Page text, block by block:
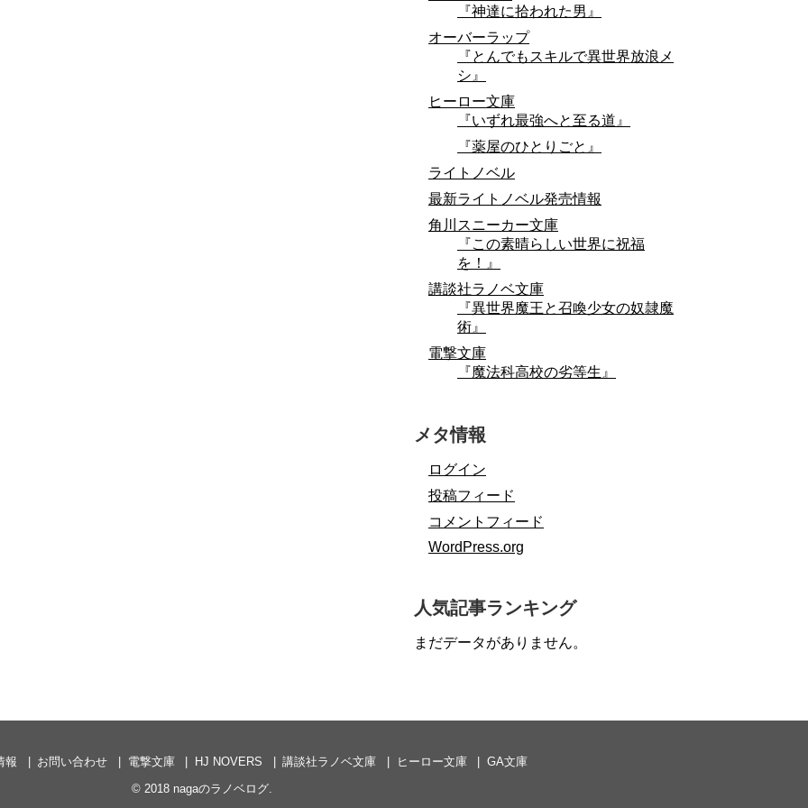
『神達に拾われた男』
オーバーラップ
『とんでもスキルで異世界放浪メ
シ』
ヒーロー文庫
『いずれ最強へと至る道』
『薬屋のひとりごと』
ライトノベル
最新ライトノベル発売情報
角川スニーカー文庫
『この素晴らしい世界に祝福
を！』
講談社ラノベ文庫
『異世界魔王と召喚少女の奴隷魔
術』
電撃文庫
『魔法科高校の劣等生』
メタ情報
ログイン
投稿フィード
コメントフィード
WordPress.org
人気記事ランキング
まだデータがありません。
報 お問い合わせ 電撃文庫 HJ NOVERS 講談社ラノベ文庫 ヒーロー文庫
GA文庫
© 2018 nagaのラノベログ